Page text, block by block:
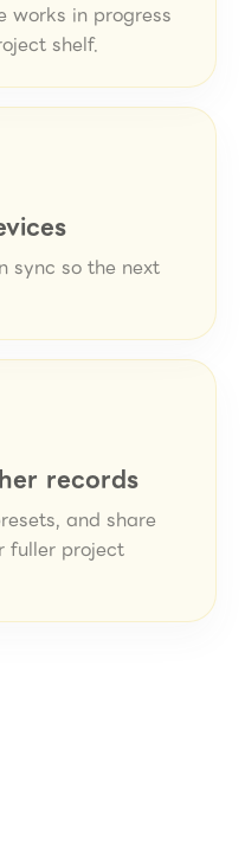
works in progress
shelf.
sync so the next
records
and share
fuller project